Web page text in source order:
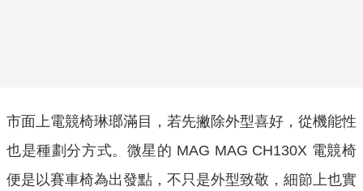
市面上電競椅琳瑯滿目，若先撇除外型喜好，從機能性
也是種劃分方式。微星的 MAG MAG CH130X 電競椅
便是以賽車椅為出發點，不只是外型致敬，細節上也實